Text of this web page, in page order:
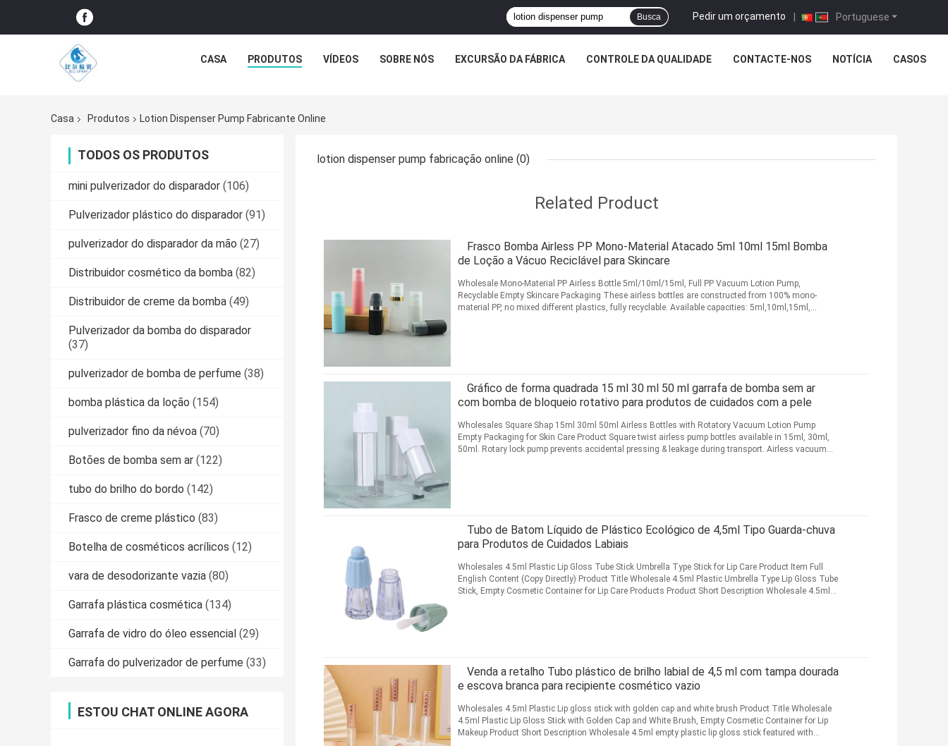
Portuguese
Pedir um orçamento |
Busca
CASA PRODUTOS VÍDEOS SOBRE NÓS EXCURSÃO DA FÁBRICA CONTROLE DA QUALIDADE CONTACTE-NOS NOTÍCIA CASOS
Casa Produtos Lotion Dispenser Pump Fabricante Online
TODOS OS PRODUTOS
mini pulverizador do disparador (106)
Pulverizador plástico do disparador (91)
pulverizador do disparador da mão (27)
Distribuidor cosmético da bomba (82)
Distribuidor de creme da bomba (49)
Pulverizador da bomba do disparador
(37)
pulverizador de bomba de perfume (38)
bomba plástica da loção (154)
pulverizador fino da névoa (70)
Botões de bomba sem ar (122)
tubo do brilho do bordo (142)
Frasco de creme plástico (83)
Botelha de cosméticos acrílicos (12)
vara de desodorizante vazia (80)
Garrafa plástica cosmética (134)
Garrafa de vidro do óleo essencial (29)
Garrafa do pulverizador de perfume (33)
ESTOU CHAT ONLINE AGORA
lotion dispenser pump fabricação online (0)
Related Product
Frasco Bomba Airless PP Mono-Material Atacado 5ml 10ml 15ml Bomba
de Loção a Vácuo Reciclável para Skincare
Wholesale Mono-Material PP Airless Bottle 5ml/10ml/15ml, Full PP Vacuum Lotion Pump,
Recyclable Empty Skincare Packaging These airless bottles are constructed from 100% mono-
material PP, no mixed different plastics, fully recyclable. Available capacities: 5ml,10ml,15ml,
Gráfico de forma quadrada 15 ml 30 ml 50 ml garrafa de bomba sem ar
com bomba de bloqueio rotativo para produtos de cuidados com a pele
Wholesales Square Shap 15ml 30ml 50ml Airless Bottles with Rotatory Vacuum Lotion Pump
Empty Packaging for Skin Care Product Square twist airless pump bottles available in 15ml, 30ml,
50ml. Rotary lock pump prevents accidental pressing & leakage during transport. Airless vacuum
Tubo de Batom Líquido de Plástico Ecológico de 4,5ml Tipo Guarda-chuva
para Produtos de Cuidados Labiais
Wholesales 4.5ml Plastic Lip Gloss Tube Stick Umbrella Type Stick for Lip Care Product Item Full
English Content (Copy Directly) Product Title Wholesale 4.5ml Plastic Umbrella Type Lip Gloss Tube
Stick, Empty Cosmetic Container for Lip Care Products Product Short Description Wholesale 4.5ml
Venda a retalho Tubo plástico de brilho labial de 4,5 ml com tampa dourada
e escova branca para recipiente cosmético vazio
Wholesales 4.5ml Plastic Lip gloss stick with golden cap and white brush Product Title Wholesale
4.5ml Plastic Lip Gloss Stick with Golden Cap and White Brush, Empty Cosmetic Container for Lip
Makeup Product Short Description Wholesale 4.5ml empty plastic lip gloss stick featured with